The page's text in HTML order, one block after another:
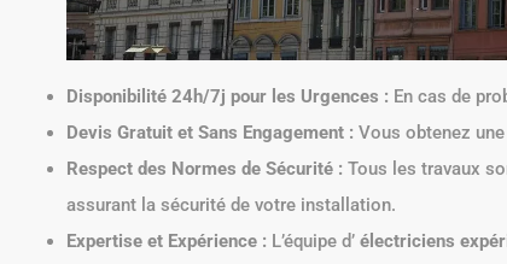
Disponibilité 24h/7j pour les Urgences : En cas de
Devis Gratuit et Sans Engagement : Vous obtenez
Respect des Normes de Sécurité : Tous les travaux
assurant la sécurité de votre installation.
Expertise et Expérience : L’équipe d’ électriciens